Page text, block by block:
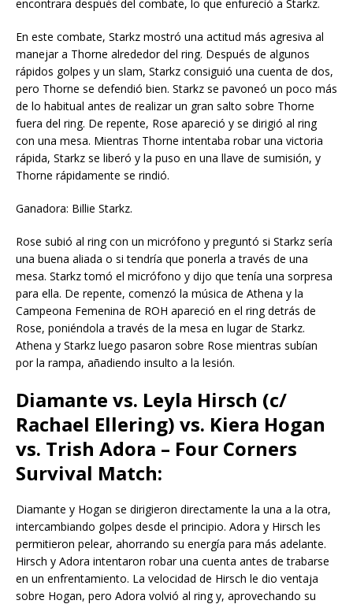
encontrara después del combate, lo que enfureció a Starkz.
En este combate, Starkz mostró una actitud más agresiva al
manejar a Thorne alrededor del ring. Después de algunos
rápidos golpes y un slam, Starkz consiguió una cuenta de dos,
pero Thorne se defendió bien. Starkz se pavoneó un poco más
de lo habitual antes de realizar un gran salto sobre Thorne
fuera del ring. De repente, Rose apareció y se dirigió al ring
con una mesa. Mientras Thorne intentaba robar una victoria
rápida, Starkz se liberó y la puso en una llave de sumisión, y
Thorne rápidamente se rindió.
Ganadora: Billie Starkz.
Rose subió al ring con un micrófono y preguntó si Starkz sería
una buena aliada o si tendría que ponerla a través de una
mesa. Starkz tomó el micrófono y dijo que tenía una sorpresa
para ella. De repente, comenzó la música de Athena y la
Campeona Femenina de ROH apareció en el ring detrás de
Rose, poniéndola a través de la mesa en lugar de Starkz.
Athena y Starkz luego pasaron sobre Rose mientras subían
por la rampa, añadiendo insulto a la lesión.
Diamante vs. Leyla Hirsch (c/
Rachael Ellering) vs. Kiera Hogan
vs. Trish Adora – Four Corners
Survival Match:
Diamante y Hogan se dirigieron directamente la una a la otra,
intercambiando golpes desde el principio. Adora y Hirsch les
permitieron pelear, ahorrando su energía para más adelante.
Hirsch y Adora intentaron robar una cuenta antes de trabarse
en un enfrentamiento. La velocidad de Hirsch le dio ventaja
sobre Hogan, pero Adora volvió al ring y, aprovechando su